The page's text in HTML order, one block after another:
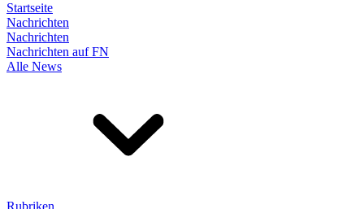
Startseite
Nachrichten
Nachrichten
Nachrichten auf FN
Alle News
Rubriken